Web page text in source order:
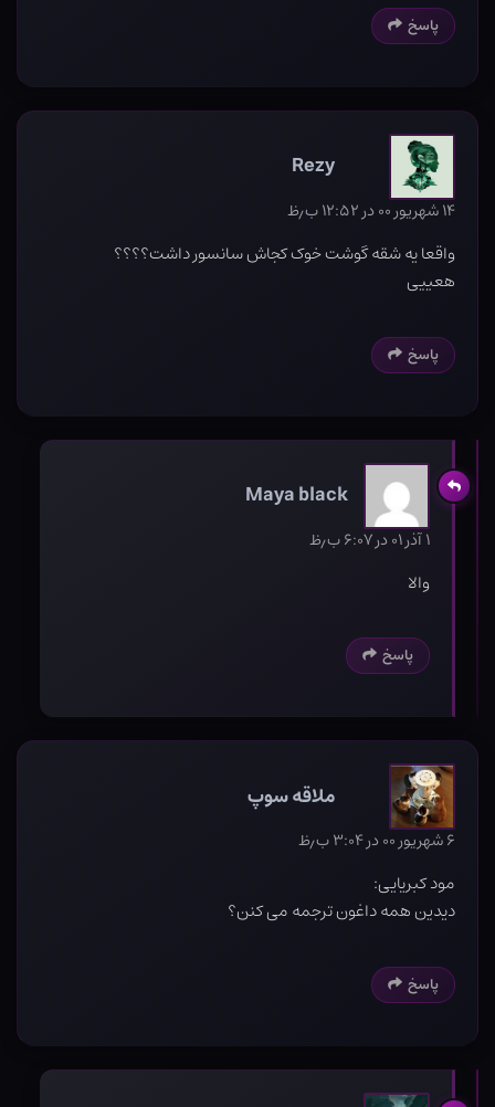
پاسخ
Rezy
۱۴ شهریور ۰۰ در ۱۲:۵۲ ب٫ظ
واقعا یه شقه گوشت خوک کجاش سانسور داشت؟؟؟؟
هعییی
پاسخ
Maya black
۱ آذر ۰۱ در ۶:۰۷ ب٫ظ
والا
پاسخ
ملاقه سوپ
۶ شهریور ۰۰ در ۳:۰۴ ب٫ظ
مود کبریایی:
دیدین همه داغون ترجمه می کنن؟
پاسخ